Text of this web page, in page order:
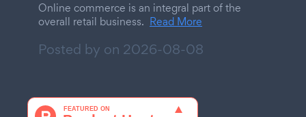
Online commerce is an integral part of the
overall retail business. Read More
Posted by on 2026-08-08